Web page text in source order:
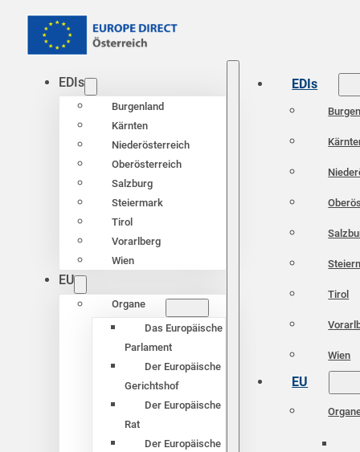
EDIs
Burgenland
Kärnten
Niederösterreich
Oberösterreich
Salzburg
Steiermark
Tirol
Vorarlberg
Wien
EU
Organe
Das Europäische
Parlament
Der Europäische
Gerichtshof
Der Europäische
Rat
Der Europäische
EDIs
Tirol
Wien
EU